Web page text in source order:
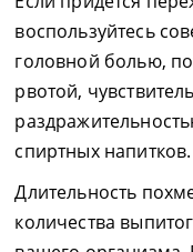
воспользуйтесь
головной болью,
рвотой,
спиртных напитков.
Длительность
количества